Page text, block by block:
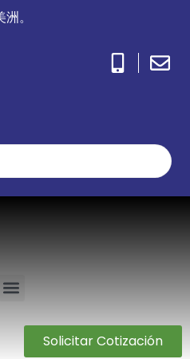
。
Solicitar Cotización